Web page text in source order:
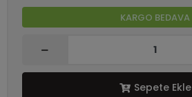
KARGO BEDAVA
Sepete Ekle